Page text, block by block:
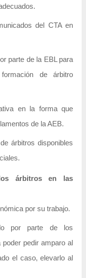
del CTA en
parte de la EBL para
de árbitro
en la forma que
de la AEB.
árbitros disponibles
árbitros en las
por su trabajo.
por parte de los
pedir amparo al
el caso, elevarlo al